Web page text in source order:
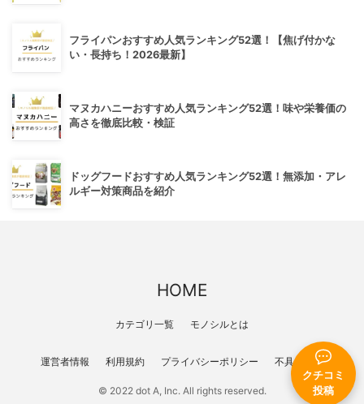
クチコミ
投稿
フライパンおすすめ人気ランキング52選！【焦げ付かな
い・長持ち！2026最新】
マヌカハニーおすすめ人気ランキング52選！味や栄養価の
高さを徹底比較・検証
ドッグフードおすすめ人気ランキング52選！無添加・アレ
ルギー対策商品を紹介
HOME
カテゴリ一覧 モノシルとは
運営者情報 利用規約 プライバシーポリシー 不具合報告
© 2022 dot A, Inc. All rights reserved.